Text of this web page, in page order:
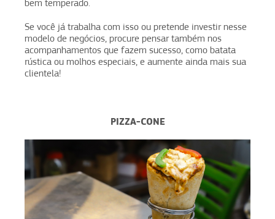
bem temperado.
Se você já trabalha com isso ou pretende investir nesse
modelo de negócios, procure pensar também nos
acompanhamentos que fazem sucesso, como batata
rústica ou molhos especiais, e aumente ainda mais sua
clientela!
PIZZA-CONE